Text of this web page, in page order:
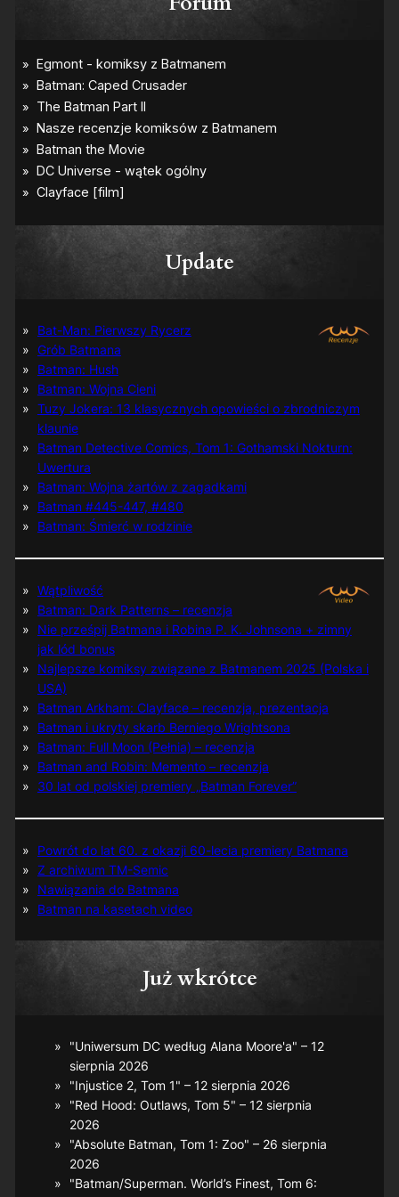
Update
Bat-Man: Pierwszy Rycerz
Grób Batmana
Batman: Hush
Batman: Wojna Cieni
Tuzy Jokera: 13 klasycznych opowieści o zbrodniczym
klaunie
Batman Detective Comics, Tom 1: Gothamski Nokturn:
Uwertura
Batman: Wojna żartów z zagadkami
Batman #445-447, #480
Batman: Śmierć w rodzinie
Wątpliwość
Batman: Dark Patterns – recenzja
Nie prześpij Batmana i Robina P. K. Johnsona + zimny
jak lód bonus
Najlepsze komiksy związane z Batmanem 2025 (Polska i
USA)
Batman Arkham: Clayface – recenzja, prezentacja
Batman i ukryty skarb Berniego Wrightsona
Batman: Full Moon (Pełnia) – recenzja
Batman and Robin: Memento – recenzja
30 lat od polskiej premiery „Batman Forever”
Powrót do lat 60. z okazji 60-lecia premiery Batmana
Z archiwum TM-Semic
Nawiązania do Batmana
Batman na kasetach video
Już wkrótce
"Uniwersum DC według Alana Moore'a" – 12
sierpnia 2026
"Injustice 2, Tom 1" – 12 sierpnia 2026
"Red Hood: Outlaws, Tom 5" – 12 sierpnia
2026
"Absolute Batman, Tom 1: Zoo" – 26 sierpnia
2026
"Batman/Superman. World’s Finest, Tom 6: